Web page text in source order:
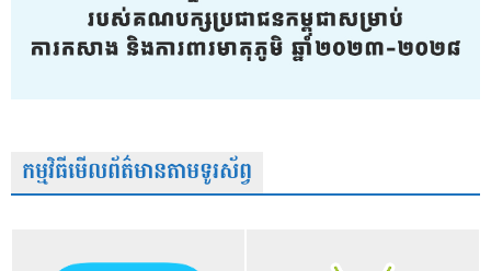
កម្មវិធីមើលព័ត៌មានតាមទូរស័ព្វ